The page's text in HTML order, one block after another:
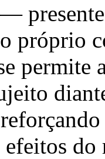
próprio
permite